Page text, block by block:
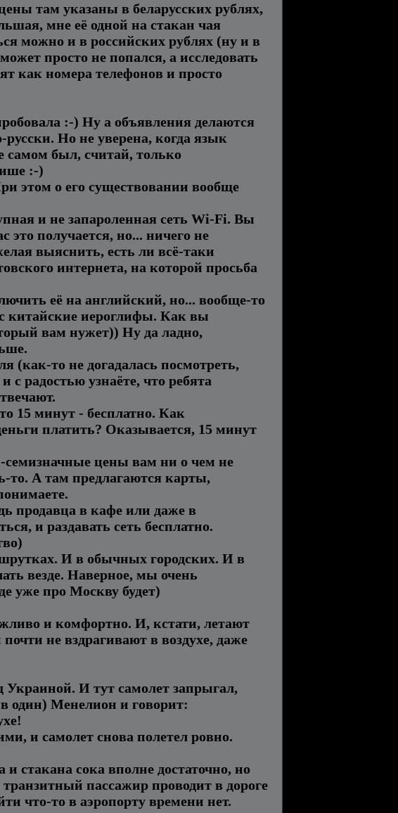
там указаны в беларусских рублях,
мне её одной на стакан чая
можно и в российских рублях (ну и в
просто не попался, а исследовать
как номера телефонов и просто
:-) Ну а объявления делаются
Но не уверена, когда язык
самом был, считай, только
:-)
этом о его существовании вообще
и не запароленная сеть Wi-Fi. Вы
это получается, но... ничего не
выяснить, есть ли всё-таки
интернета, на которой просьба
её на английский, но... вообще-то
китайские иероглифы. Как вы
вам нужет)) Ну да ладно,
(как-то не догадалась посмотреть,
с радостью узнаёте, что ребята
15 минут - бесплатно. Как
платить? Оказывается, 15 минут
семизначные цены вам ни о чем не
то. А там предлагаются карты,
продавца в кафе или даже в
и раздавать сеть бесплатно.
И в обычных городских. И в
везде. Наверное, мы очень
уже про Москву будет)
и комфортно. И, кстати, летают
не вздрагивают в воздухе, даже
И тут самолет запрыгал,
один) Менелион и говорит:
и самолет снова полетел ровно.
стакана сока вполне достаточно, но
пассажир проводит в дороге
что-то в аэропорту времени нет.